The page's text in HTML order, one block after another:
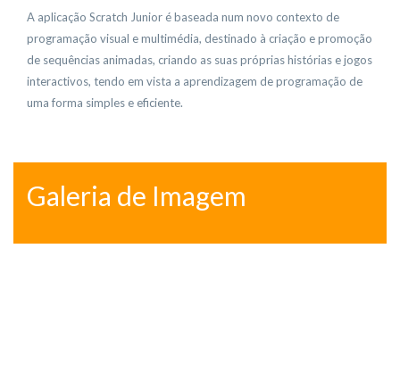
A aplicação Scratch Junior é baseada num novo contexto de
programação visual e multimédia, destinado à criação e promoção
de sequências animadas, criando as suas próprias histórias e jogos
interactivos, tendo em vista a aprendizagem de programação de
uma forma simples e eficiente.
Galeria de Imagem